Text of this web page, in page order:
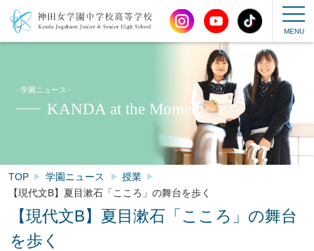
−学園ニュース−
KANDA at the Moment
TOP 学園ニュース
授業
【現代文B】夏目漱石「こころ」の舞台を歩く
【現代文B】夏目漱石「こころ」の舞台
を歩く